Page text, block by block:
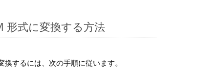
形式に変換する方法
するには、次の手順に従います。